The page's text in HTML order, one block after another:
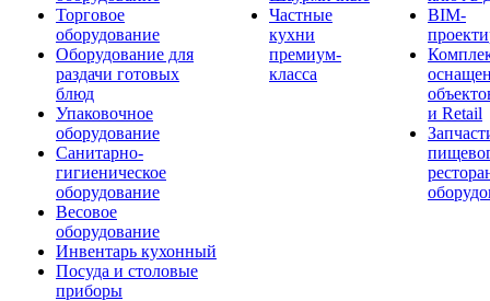
Торговое
оборудование
Оборудование для
раздачи готовых
блюд
Упаковочное
оборудование
Санитарно-
гигиеническое
оборудование
Весовое
оборудование
Инвентарь кухонный
Посуда и столовые
приборы
Частные
кухни
премиум-
класса
BIM-
и Retail